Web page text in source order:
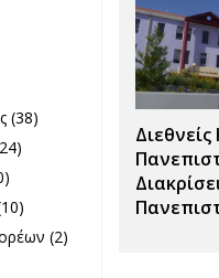
filter
(38)
Μεταπτυχιακές
Σπουδές filter
filter
filter
filter
Διακρίσεις
filter
filter
Σπουδές
φορέων
(2)
filter